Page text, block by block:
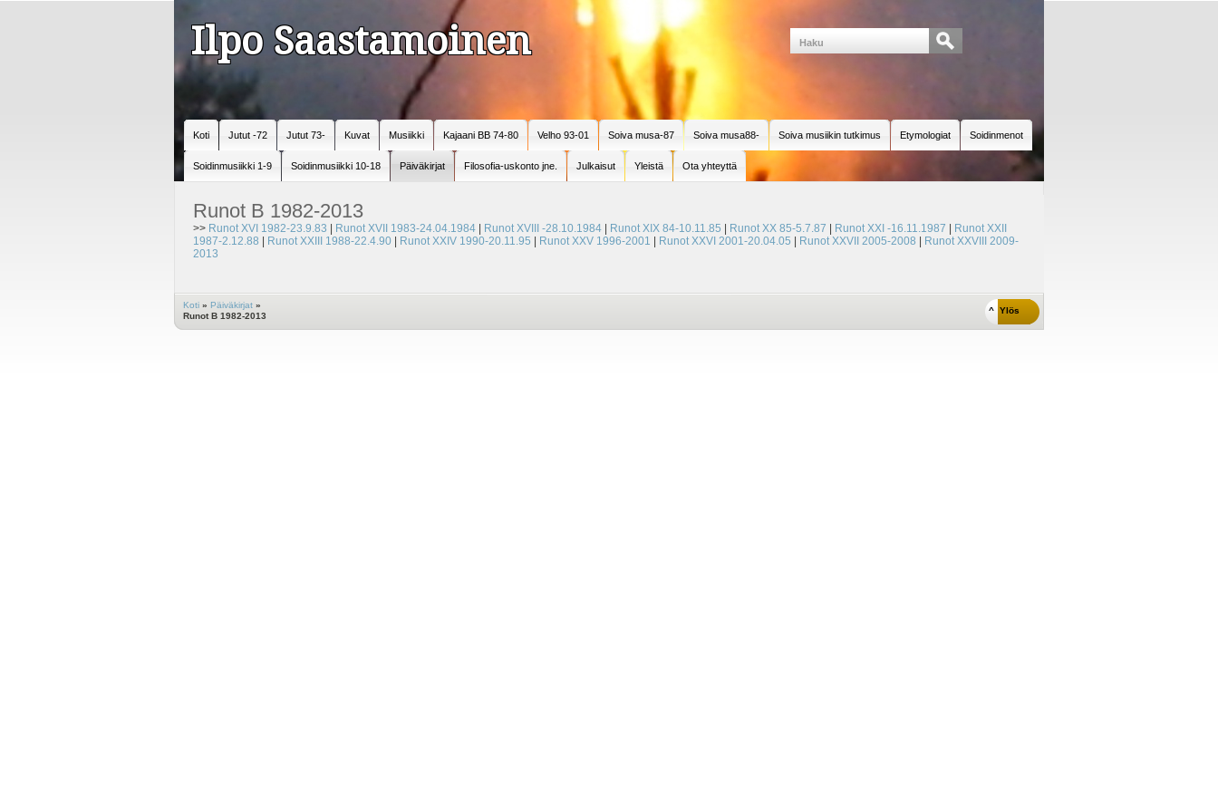
Ilpo Saastamoinen
Koti Jutut -72 Jutut 73- Kuvat Musiikki Kajaani BB 74-80 Velho 93-01 Soiva musa-87 Soiva musa88- Soiva musiikin tutkimus Etymologiat Soidinmenot
Soidinmusiikki 1-9 Soidinmusiikki 10-18 Päiväkirjat Filosofia-uskonto jne. Julkaisut Yleistä Ota yhteyttä
Runot B 1982-2013
>> Runot XVI 1982-23.9.83 Runot XVII 1983-24.04.1984 Runot XVIII -28.10.1984 Runot XIX 84-10.11.85 Runot XX 85-5.7.87 Runot XXI -16.11.1987
Runot XXII
1987-2.12.88
Runot XXIII 1988-22.4.90 Runot XXIV 1990-20.11.95 Runot XXV 1996-2001 Runot XXVI 2001-20.04.05 Runot XXVII 2005-2008
Runot XXVIII 2009-
2013
^ Ylös
Koti » Päiväkirjat »
Runot B 1982-2013